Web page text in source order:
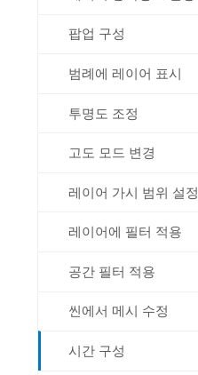
팝업 구성
범례에 레이어 표시
투명도 조정
고도 모드 변경
레이어 가시 범위 설정
레이어에 필터 적용
공간 필터 적용
씬에서 메시 수정
시간 구성